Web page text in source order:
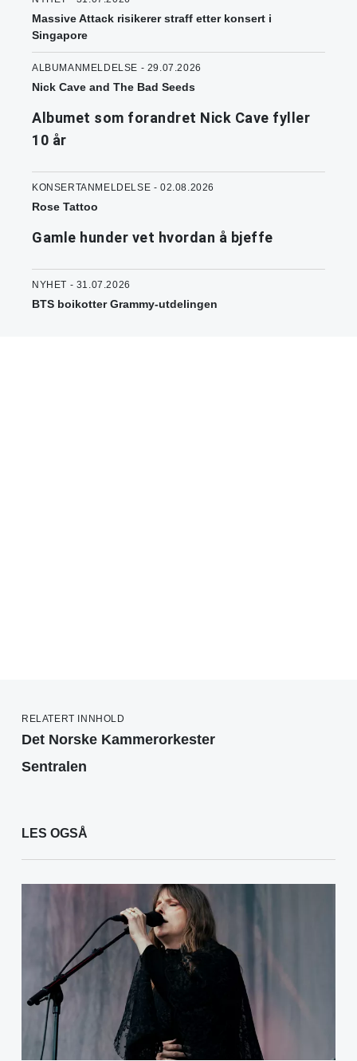
Massive Attack risikerer straff etter konsert i
Singapore
ALBUMANMELDELSE - 29.07.2026
Nick Cave and The Bad Seeds
Albumet som forandret Nick Cave fyller
10 år
KONSERTANMELDELSE - 02.08.2026
Rose Tattoo
Gamle hunder vet hvordan å bjeffe
NYHET - 31.07.2026
BTS boikotter Grammy-utdelingen
RELATERT INNHOLD
Det Norske Kammerorkester
Sentralen
LES OGSÅ